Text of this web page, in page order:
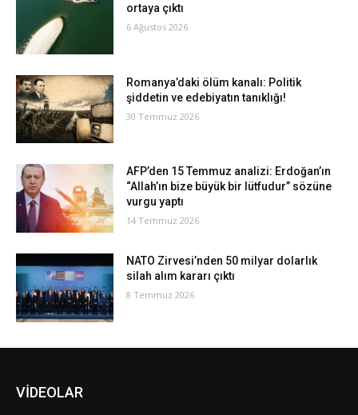
ortaya çıktı
6 Ağustos 2026
Romanya’daki ölüm kanalı: Politik
şiddetin ve edebiyatın tanıklığı!
30 Temmuz 2026
AFP’den 15 Temmuz analizi: Erdoğan’ın
“Allah’ın bize büyük bir lütfudur” sözüne
vurgu yaptı
14 Temmuz 2026
NATO Zirvesi’nden 50 milyar dolarlık
silah alım kararı çıktı
8 Temmuz 2026
VİDEOLAR